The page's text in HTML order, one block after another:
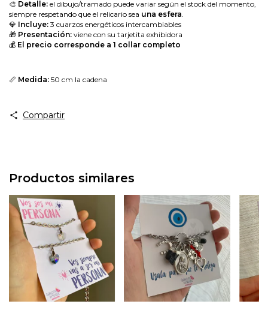
🎨 Detalle: el dibujo/tramado puede variar según el stock del momento,
siempre respetando que el relicario sea una esfera
💎 Incluye: 3 cuarzos energéticos intercambiables
🎁 Presentación: viene con su tarjetita exhibidora
💰 El precio corresponde a 1 collar completo
📏 Medida: 50 cm la cadena
Compartir
Productos similares